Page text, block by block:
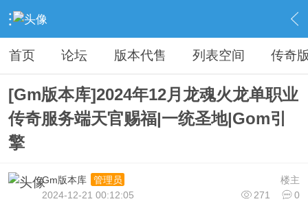
› 传奇私服专区 › 传奇商业版本免费下载 › 内容
首页 论坛 版本代售 列表空间 传奇
[Gm版本库]2024年12月龙魂火龙单职业
传奇服务端天官赐福|一统圣地|Gom引
擎
楼主
Gm版本库
管理员
271
0
2024-12-21 00:12:05